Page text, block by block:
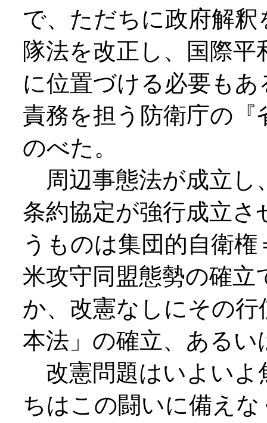
で、ただちに政府解
隊法を改正し、国際
に位置づける必要も
責務を担う防衛庁の
のべた。
周辺事態法が成立し
条約協定が強行成立
うものは集団的自衛
米攻守同盟態勢の確
か、改憲なしにその
本法」の確立、ある
改憲問題はいよいよ
ちはこの闘いに備え